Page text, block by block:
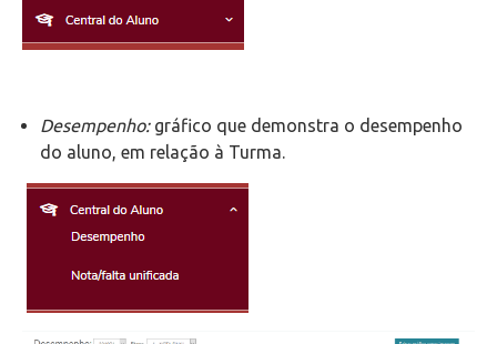
Desempenho:gráfico que demonstra o desempenho
do aluno, em relação à Turma.